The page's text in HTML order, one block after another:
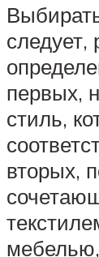
следует,
первых,
стиль,
вторых,